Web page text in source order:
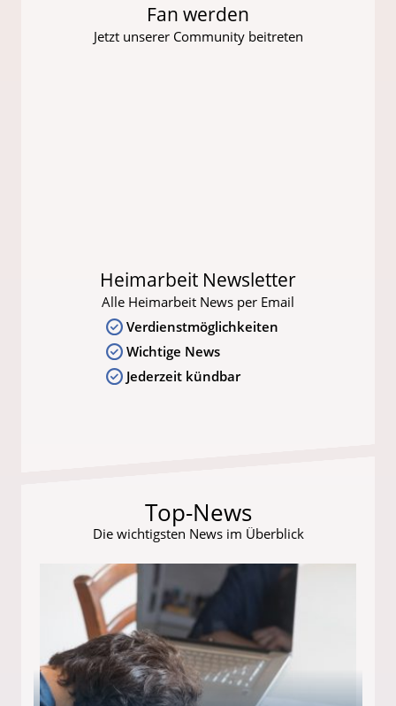
Fan werden
Jetzt unserer Community beitreten
Heimarbeit Newsletter
Alle Heimarbeit News per Email
Verdienstmöglichkeiten
Wichtige News
Jederzeit kündbar
Top-News
Die wichtigsten News im Überblick